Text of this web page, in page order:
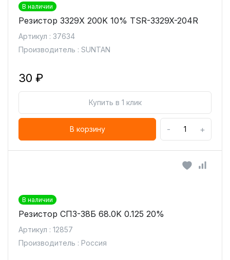
В наличии
Резистор 3329X 200K 10% TSR-3329X-204R
Артикул : 37634
Производитель : SUNTAN
30 ₽
Купить в 1 клик
В корзину - +
В наличии
Резистор СП3-38Б 68.0K 0.125 20%
Артикул : 12857
Производитель : Россия